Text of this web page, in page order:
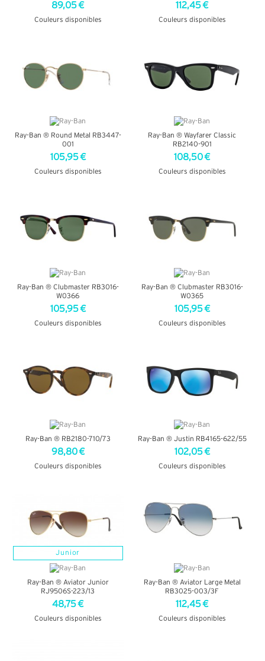
89,05 €
Couleurs disponibles
112,45 €
Couleurs disponibles
Ray-Ban ® Round Metal RB3447-
001
105,95 €
Couleurs disponibles
Ray-Ban ® Wayfarer Classic
RB2140-901
108,50 €
Couleurs disponibles
Ray-Ban ® Clubmaster RB3016-
W0366
105,95 €
Couleurs disponibles
Ray-Ban ® Clubmaster RB3016-
W0365
105,95 €
Couleurs disponibles
Ray-Ban ® RB2180-710/73
98,80 €
Couleurs disponibles
Ray-Ban ® Justin RB4165-622/55
102,05 €
Couleurs disponibles
Junior
Ray-Ban ® Aviator Junior
RJ9506S-223/13
48,75 €
Couleurs disponibles
Ray-Ban ® Aviator Large Metal
RB3025-003/3F
112,45 €
Couleurs disponibles